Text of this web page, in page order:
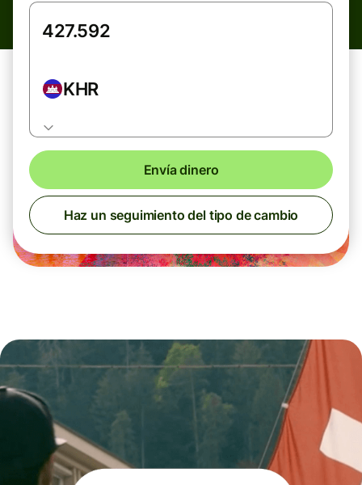
KHR
Envía dinero
Haz un seguimiento del tipo de cambio